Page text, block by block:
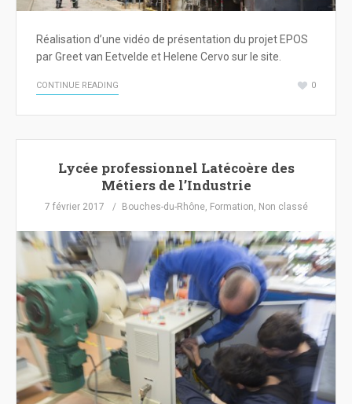
Réalisation d’une vidéo de présentation du projet EPOS
par Greet van Eetvelde et Helene Cervo sur le site.
CONTINUE READING 0
Lycée professionnel Latécoère des
Métiers de l’Industrie
7 février 2017 Bouches-du-Rhône, Formation, Non classé